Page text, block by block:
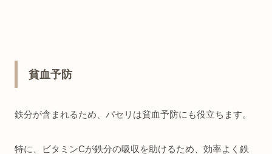
貧血予防
鉄分が含まれるため、パセリは貧血予防にも役立ちます。
特に、ビタミンCが鉄分の吸収を助けるため、効率よく鉄